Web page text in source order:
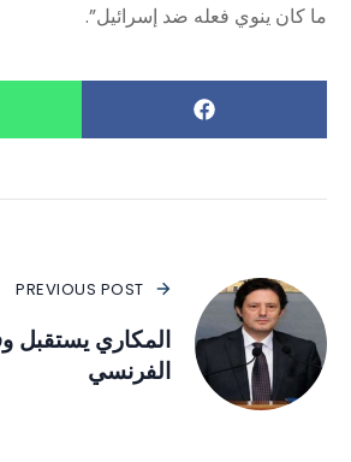
ما كان ينوي فعله ضد إسرائيل”.
PREVIOUS POST
المكاري يستقبل
الفرنسي